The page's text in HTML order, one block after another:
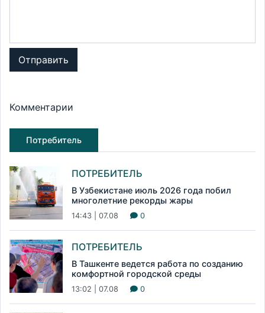
Отправить
Комментарии
Потребитель
ПОТРЕБИТЕЛЬ
В Узбекистане июль 2026 года побил
многолетние рекорды жары
14:43 | 07.08 0
ПОТРЕБИТЕЛЬ
В Ташкенте ведется работа по созданию
комфортной городской среды
13:02 | 07.08 0